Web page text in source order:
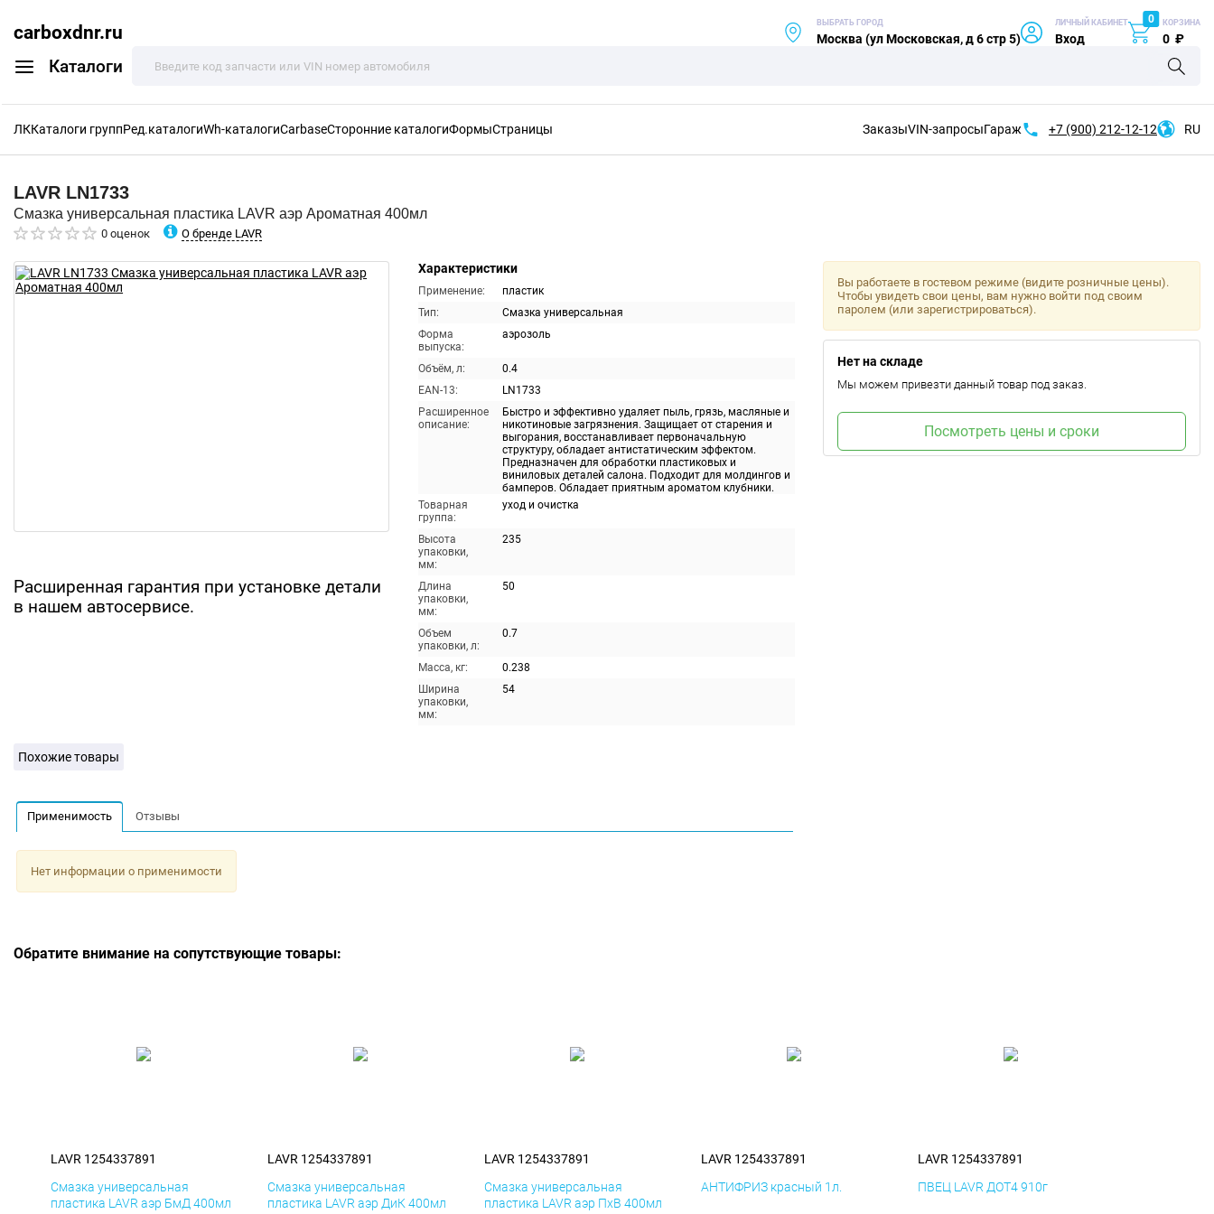
carboxdnr.ru
Каталоги
ВЫБРАТЬ ГОРОД
Москва (ул Московская, д 6 стр 5)
ЛИЧНЫЙ КАБИНЕТ
Вход
0 КОРЗИНА
0 ₽
ЛККаталоги группРед.каталогиWh-каталогиCarbaseСторонние каталогиФормыСтраницы ЗаказыVIN-запросыГараж +7 (900) 212-12-12 RU
LAVR LN1733
Смазка универсальная пластика LAVR аэр Ароматная 400мл
0 оценок О бренде LAVR
Расширенная гарантия при установке детали
в нашем автосервисе.
Характеристики
Применение:
пластик
Тип:
Смазка универсальная
Форма
выпуска:
аэрозоль
Объём, л:
0.4
EAN-13:
LN1733
Расширенное
описание:
Быстро и эффективно удаляет пыль, грязь, масляные и
никотиновые загрязнения. Защищает от старения и
выгорания, восстанавливает первоначальную
структуру, обладает антистатическим эффектом.
Предназначен для обработки пластиковых и
виниловых деталей салона. Подходит для молдингов и
бамперов. Обладает приятным ароматом клубники.
Товарная
группа:
уход и очистка
Высота
упаковки,
мм:
235
Длина
упаковки,
мм:
50
Объем
упаковки, л:
0.7
Масса, кг:
0.238
Ширина
упаковки,
мм:
54
Вы работаете в гостевом режиме (видите розничные цены).
Чтобы увидеть свои цены, вам нужно войти под своим
паролем (или зарегистрироваться).
Нет на складе
Мы можем привезти данный товар под заказ.
Посмотреть цены и сроки
Похожие товары
Применимость Отзывы
Нет информации о применимости
Обратите внимание на сопутствующие товары:
LAVR 1254337891
Смазка универсальная
пластика LAVR аэр БмД 400мл
LAVR 1254337891
Смазка универсальная
пластика LAVR аэр ДиК 400мл
LAVR 1254337891
Смазка универсальная
пластика LAVR аэр ПхВ 400мл
LAVR 1254337891
АНТИФРИЗ красный 1л.
LAVR 1254337891
ПВЕЦ LAVR ДОТ4 910г